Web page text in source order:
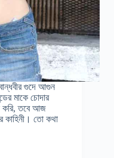
গুদে আগুন
মাকে চোদার
করি, তবে আজ
কাহিনী। তো কথা